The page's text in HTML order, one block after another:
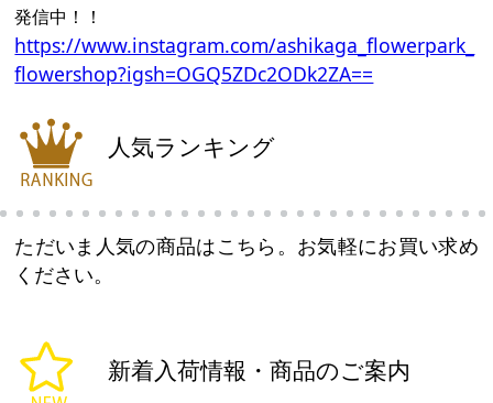
発信中！！
https://www.instagram.com/ashikaga_flowerpark_
flowershop?igsh=OGQ5ZDc2ODk2ZA==
人気ランキング
ただいま人気の商品はこちら。お気軽にお買い求め
ください。
新着入荷情報・商品のご案内